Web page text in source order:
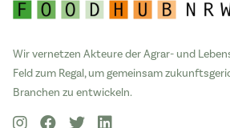
Wir vernetzen Akteure der Agrar- und
Feld zum Regal, um gemeinsam
Branchen zu entwickeln.